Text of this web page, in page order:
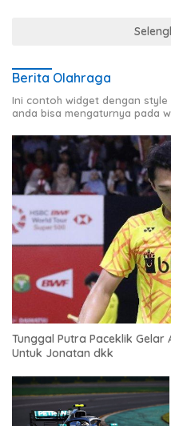
Berita Olahraga
Ini contoh widget dengan
anda bisa mengaturnya pada
Tunggal Putra Paceklik Gelar
Untuk Jonatan dkk